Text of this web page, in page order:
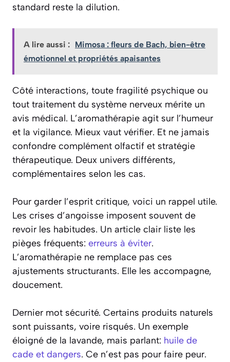
standard reste la dilution.
A lire aussi : Mimosa : fleurs de Bach, bien-être
émotionnel et propriétés apaisantes
Côté interactions, toute fragilité psychique ou
tout traitement du système nerveux mérite un
avis médical. L’aromathérapie agit sur l’humeur
et la vigilance. Mieux vaut vérifier. Et ne jamais
confondre complément olfactif et stratégie
thérapeutique. Deux univers différents,
complémentaires selon les cas.
Pour garder l’esprit critique, voici un rappel utile.
Les crises d’angoisse imposent souvent de
revoir les habitudes. Un article clair liste les
pièges fréquents: erreurs à éviter.
L’aromathérapie ne remplace pas ces
ajustements structurants. Elle les accompagne,
doucement.
Dernier mot sécurité. Certains produits naturels
sont puissants, voire risqués. Un exemple
éloigné de la lavande, mais parlant: huile de
cade et dangers. Ce n’est pas pour faire peur.